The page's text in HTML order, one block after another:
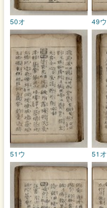
49ウ
50オ
51オ
51ウ